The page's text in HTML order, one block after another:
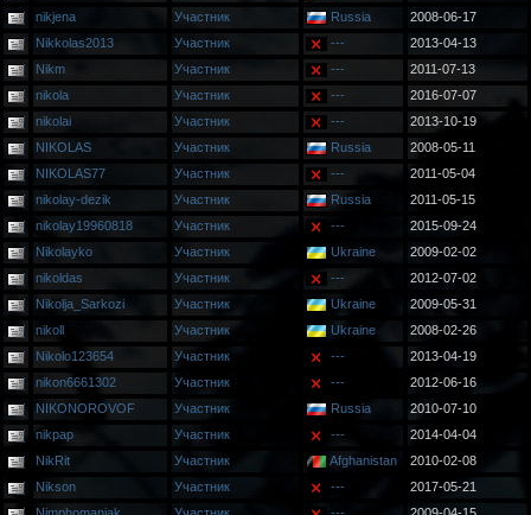
nikjena
Участник Russia
2008-06-17
Nikkolas2013
Участник ---
2013-04-13
Nikm
Участник ---
2011-07-13
nikola
Участник ---
2016-07-07
nikolai
Участник ---
2013-10-19
NIKOLAS
Участник Russia
2008-05-11
NIKOLAS77
Участник ---
2011-05-04
nikolay-dezik
Участник Russia
2011-05-15
nikolay19960818
Участник ---
2015-09-24
Nikolayko
Участник Ukraine
2009-02-02
nikoldas
Участник ---
2012-07-02
Nikolja_Sarkozi
Участник Ukraine
2009-05-31
nikoll
Участник Ukraine
2008-02-26
Nikolo123654
Участник ---
2013-04-19
nikon6661302
Участник ---
2012-06-16
NIKONOROVOF
Участник Russia
2010-07-10
nikpap
Участник ---
2014-04-04
NikRit
Участник Afghanistan
2010-02-08
Nikson
Участник ---
2017-05-21